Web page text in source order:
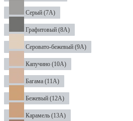
Серый (7А)
Графитовый (8А)
Серовато-бежевый (9А)
Капучино (10А)
Багама (11А)
Бежевый (12А)
Карамель (13А)